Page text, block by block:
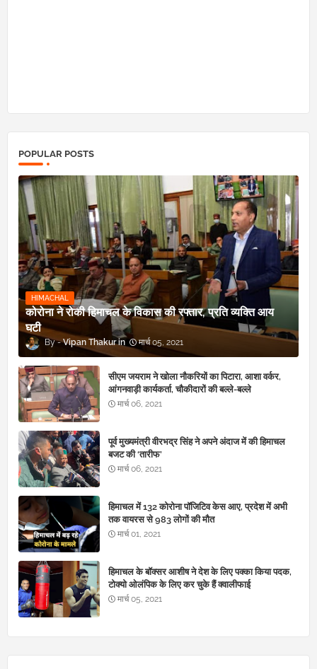
POPULAR POSTS
HIMACHAL
कोरोना ने रोकी हिमाचल के विकास की रफ्तार, प्रति व्यक्ति आय
घटी
Vipan Thakur मार्च 05, 2021
सीएम जयराम ने खोला नौकरियों का पिटारा, आशा वर्कर,
आंगनवाड़ी कार्यकर्ता, चौकीदारों की बल्ले-बल्ले
मार्च 06, 2021
पूर्व मुख्यमंत्री वीरभद्र सिंह ने अपने अंदाज में की हिमाचल
बजट की ‘तारीफ’
मार्च 06, 2021
हिमाचल में 132 कोरोना पॉजिटिव केस आए, प्रदेश में अभी
तक वायरस से 983 लोगों की मौत
मार्च 01, 2021
हिमाचल के बॉक्सर आशीष ने देश के लिए पक्का किया पदक,
टोक्यो ओलंपिक के लिए कर चुके हैं क्वालीफाई
मार्च 05, 2021